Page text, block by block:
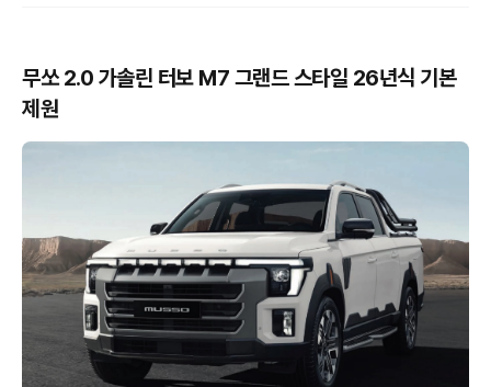
무쏘 2.0 가솔린 터보 M7 그랜드 스타일 26년식 기본
제원